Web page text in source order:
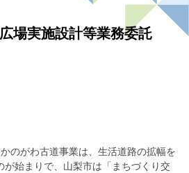
場実施設計等業務委託
のがわ古道事業は、生活道路の拡幅を
が始まりで、山梨市は「まちづくり交